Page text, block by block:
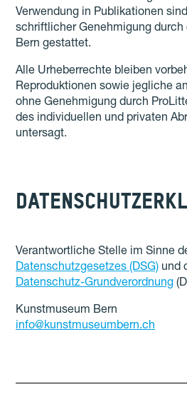
Verwendung in Publikationen
schriftlicher Genehmigung durch
Bern gestattet.
Alle Urheberrechte bleiben
Reproduktionen sowie jegliche
ohne Genehmigung durch
des individuellen und privaten
untersagt.
Verantwortliche Stelle im Sinne
Datenschutzgesetzes (DSG) und
Datenschutz-Grundverordnung
Kunstmuseum Bern
info@kunstmuseumbern.ch